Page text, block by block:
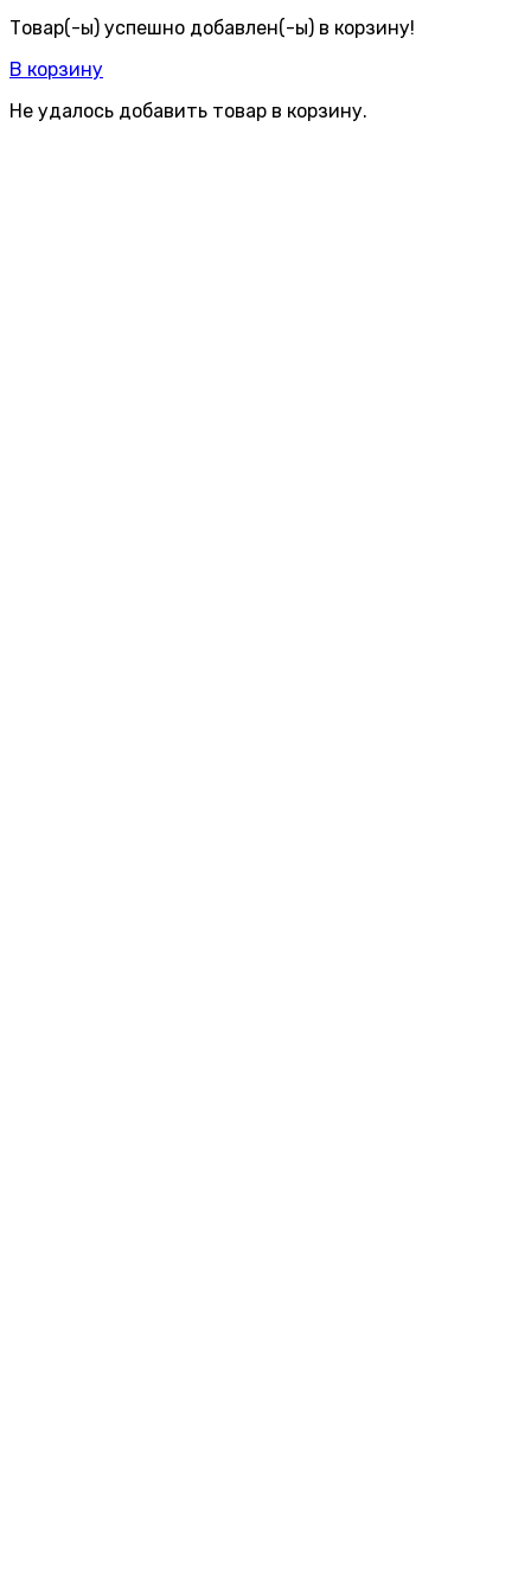
Товар(-ы) успешно добавлен(-ы) в корзину!
В корзину
Не удалось добавить товар в корзину.